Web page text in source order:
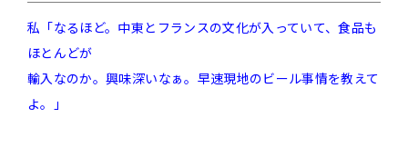
私「なるほど。 中東とフランスの文化が入っていて、食品も
ほとんどが
輸入なのか。興味深いなぁ。早速現地のビール事情を教えて
よ。」